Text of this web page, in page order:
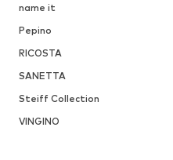
name it
Pepino
RICOSTA
SANETTA
Steiff Collection
VINGINO